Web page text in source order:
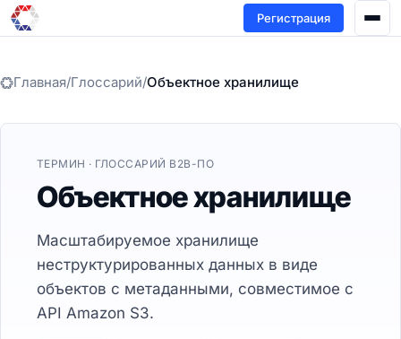
Регистрация
Главная/Глоссарий/Объектное хранилище
ТЕРМИН · ГЛОССАРИЙ B2B-ПО
Объектное хранилище
Масштабируемое хранилище
неструктурированных данных в виде
объектов с метаданными, совместимое с
API Amazon S3.